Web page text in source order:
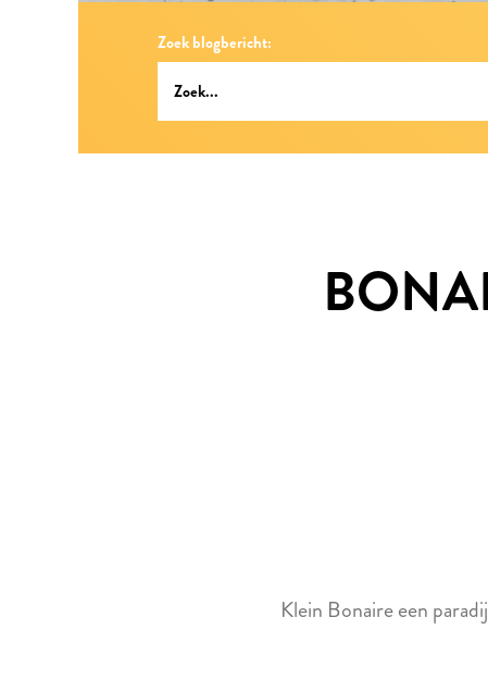
Zoek blogbericht:
Klein Bonaire een